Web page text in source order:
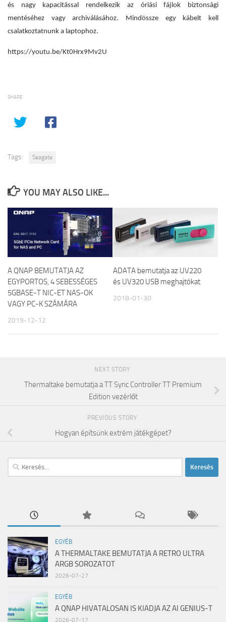
és nagy kapacitással rendelkezik az óriási fájlok biztonsági
mentéséhez vagy archiválásához. Mindössze egy kábelt kell
csalatkoztatnunk a laptophoz.
https://youtu.be/Kt0Hrx9Mv2U
SHARE
Tags: Seagate
YOU MAY ALSO LIKE...
A QNAP BEMUTATJA AZ
EGYPORTOS, 4 SEBESSÉGES
5GBASE-T NIC-ET NAS-OK
VAGY PC-K SZÁMÁRA
2019-12-12
ADATA bemutatja az UV220
és UV320 USB meghajtókat
2018-01-30
NEXT STORY
Thermaltake bemutatja a TT Sync Controller TT Premium
Edition vezérlőt
PREVIOUS STORY
Hogyan építsünk extrém játékgépet?
Keresés:
EGYÉB
A THERMALTAKE BEMUTATJA A RETRO ULTRA
ARGB SOROZATOT
2026-07-27
EGYÉB
A QNAP HIVATALOSAN IS KIADJA AZ AI GENIUS-T
2026-07-17